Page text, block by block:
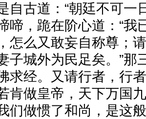
自古道：“朝廷不可一
啼，跪在阶心道：“我
怎么又敢妄自称尊；
子城外为民足矣。”那
求经。又请行者，行
肯做皇帝，天下万国
们做惯了和尚，是这